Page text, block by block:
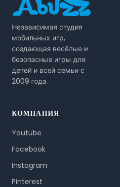
Независимая студия
мобильных игр,
создающая весёлые и
безопасные игры для
детей и всей семьи с
2009 года.
КОМПАНИЯ
Youtube
Facebook
Instagram
Pinterest